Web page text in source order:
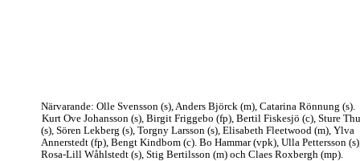
Närvarande: Olle Svensson (s), Anders Björck (m), Catarina Rönnung (s).
Kurt Ove Johansson (s), Birgit Friggebo (fp), Bertil Fiskesjö (c), Sture
(s), Sören Lekberg (s), Torgny Larsson (s), Elisabeth Fleetwood (m), Ylva
Annerstedt (fp), Bengt Kindbom (c). Bo Hammar (vpk), Ulla Pettersson
Rosa-Lill Wåhlstedt (s), Stig Bertilsson (m) och Claes Roxbergh (mp).